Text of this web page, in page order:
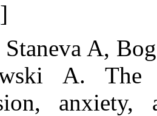
[
18. 18.
Wittkowski
depression,